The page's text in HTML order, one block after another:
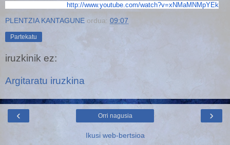
http://www.youtube.com/watch?v=xNMaMNMpYEk
PLENTZIA KANTAGUNE ordua: 09:07
Partekatu
iruzkinik ez:
Argitaratu iruzkina
‹ ›
Orri nagusia
Ikusi web-bertsioa